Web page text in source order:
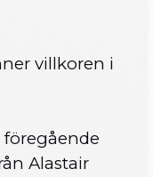
villkoren i
Alastair